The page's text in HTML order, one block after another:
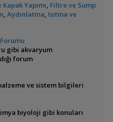
Yapımı, Filtre ve Sump
, Aydınlatma, Isıtma ve
gibi akvaryum
forum
ve sistem bilgileri
biyoloji gibi konuları